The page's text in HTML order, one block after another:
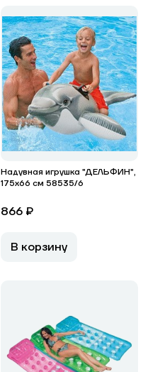
Надувная игрушка "ДЕЛЬФИН",
175х66 см 58535/6
866 ₽
В корзину